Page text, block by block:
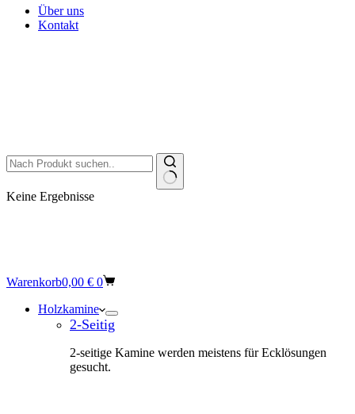
Über uns
Kontakt
Keine Ergebnisse
Warenkorb0,00 € 0
Holzkamine
2-Seitig
2-seitige Kamine werden meistens für Ecklösungen
gesucht.